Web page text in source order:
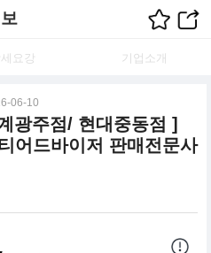
요강 기업소개
06-10
광주점/ 현대중동점 ]
어드바이저 판매전문사